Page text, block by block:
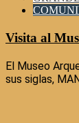
Visita al
El Museo
sus siglas,